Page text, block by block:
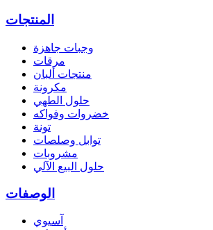
المنتجات
وجبات جاهزة
مرقات
منتجات ألبان
مكرونة
حلول الطهي
خضروات وفواكه
تونة
توابل وصلصات
مشروبات
حلول البيع الآلي
الوصفات
آسيوي